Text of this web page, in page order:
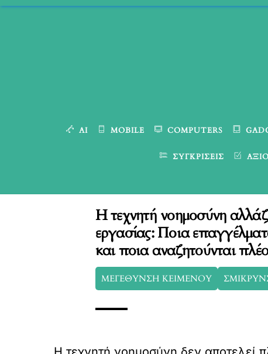
Skip
AI MOBILE COMPUTERS
ΣΥΓΚΡΊΣΕΙΣ
Η τεχνητή νοημοσύνη
εργασίας: Ποια
και ποια αναζητούνται
ΜΕΓΕΘΥΝΣΗ ΚΕΙΜΕΝΟΥ